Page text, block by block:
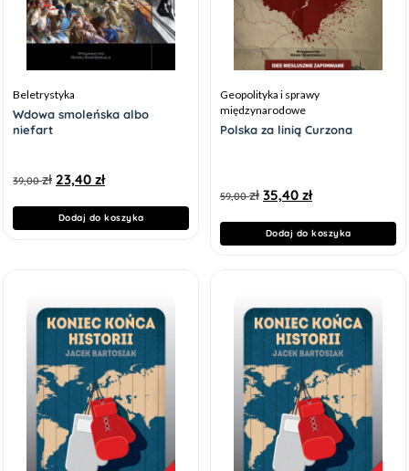
Beletrystyka
Wdowa smoleńska albo
niefart
39,00zł 23,40 zł
Dodaj do koszyka
Geopolityka i sprawy
międzynarodowe
Polska za linią Curzona
59,00zł 35,40 zł
Dodaj do koszyka